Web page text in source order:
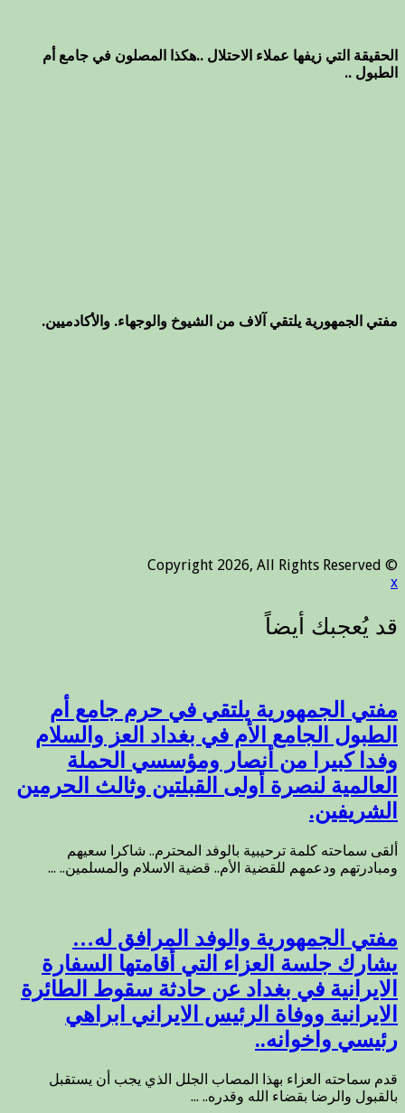
الحقيقة التي زيفها عملاء الاحتلال ..هكذا المصلون في جامع أم
الطبول ..
مفتي الجمهورية يلتقي آلاف من الشيوخ والوجهاء. والأكادميين.
© Copyright 2026, All Rights Reserved
x
مفتي الجمهورية يلتقي في حرم جامع أم
الطبول الجامع الأم في بغداد العز والسلام
وفدا كبيرا من أنصار ومؤسسي الحملة
العالمية لنصرة أولى القبلتين وثالث الحرمين
الشريفين.
ألقى سماحته كلمة ترحيبية بالوفد المحترم.. شاكرا سعيهم
ومبادرتهم ودعمهم للقضية الأم.. قضية الاسلام والمسلمين.. ...
مفتي الجمهورية والوفد المرافق له…
يشارك جلسة العزاء التي أقامتها السفارة
الايرانية في بغداد عن حادثة سقوط الطائرة
الايرانية ووفاة الرئيس الايراني ابراهي
رئيسي واخوانه..
قدم سماحته العزاء بهذا المصاب الجلل الذي يجب أن يستقبل
بالقبول والرضا بقضاء الله وقدره.. ...